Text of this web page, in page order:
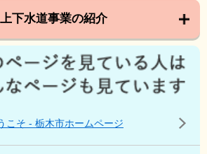
上下水道事業の紹介
こそ - 栃木市ホームページ